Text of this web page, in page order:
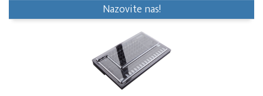
Nazovite nas!